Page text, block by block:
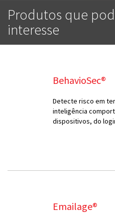
Produtos que
interesse
BehavioSec®
Detecte risco em
inteligência
dispositivos, do
Emailage®